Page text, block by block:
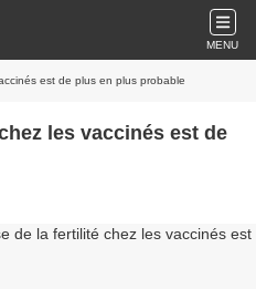
MENU
est de plus en plus probable
les vaccinés est de